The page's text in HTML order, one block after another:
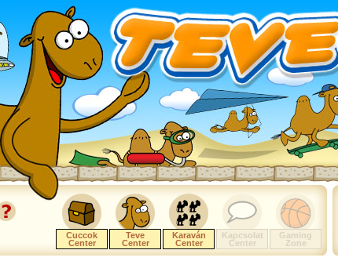
Cuccok
Center
Teve
Center
Karaván
Center
Kapcsolat
Center
Gaming
Zone